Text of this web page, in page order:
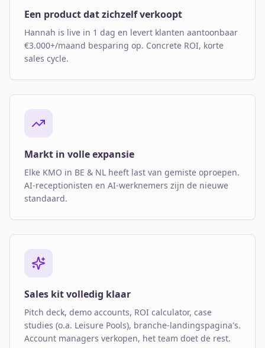
Een product dat zichzelf verkoopt
Hannah is live in 1 dag en levert klanten aantoonbaar
€3.000+/maand besparing op. Concrete ROI, korte
sales cycle.
Markt in volle expansie
Elke KMO in BE & NL heeft last van gemiste oproepen.
AI-receptionisten en AI-werknemers zijn de nieuwe
standaard.
Sales kit volledig klaar
Pitch deck, demo accounts, ROI calculator, case
studies (o.a. Leisure Pools), branche-landingspagina's.
Account managers verkopen, het team doet de rest.